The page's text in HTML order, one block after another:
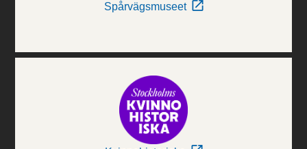
Spårvägsmuseet